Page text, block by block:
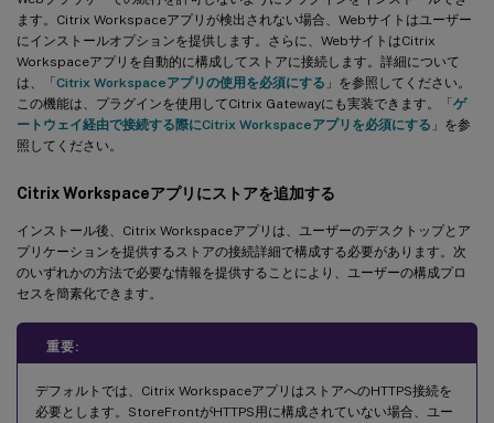
ます。Citrix Workspaceアプリが検出されない場合、Webサイトはユーザー
にインストールオプションを提供します。さらに、WebサイトはCitrix
Workspaceアプリを自動的に構成してストアに接続します。詳細について
は、「Citrix Workspaceアプリの使用を必須にする 」を参照してください。
この機能は、プラグインを使用してCitrix Gatewayにも実装できます。「ゲ
ートウェイ経由で接続する際にCitrix Workspaceアプリを必須にする 」を参
照してください。
Citrix Workspaceアプリにストアを追加する
インストール後、Citrix Workspaceアプリは、ユーザーのデスクトップとア
プリケーションを提供するストアの接続詳細で構成する必要があります。次
のいずれかの方法で必要な情報を提供することにより、ユーザーの構成プロ
セスを簡素化できます。
重要:
デフォルトでは、Citrix WorkspaceアプリはストアへのHTTPS接続を
必要とします。StoreFrontがHTTPS用に構成されていない場合、ユー